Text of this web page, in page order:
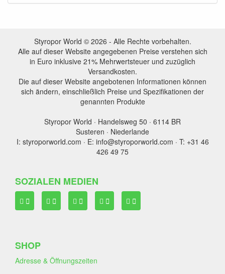
Styropor World © 2026 - Alle Rechte vorbehalten.
Alle auf dieser Website angegebenen Preise verstehen sich
in Euro inklusive 21% Mehrwertsteuer und zuzüglich
Versandkosten.
Die auf dieser Website angebotenen Informationen können
sich ändern, einschließlich Preise und Spezifikationen der
genannten Produkte
Styropor World · Handelsweg 50 · 6114 BR
Susteren · Niederlande
I: styroporworld.com · E: info@styroporworld.com · T: +31 46
426 49 75
SOZIALEN MEDIEN
SHOP
Adresse & Öffnungszeiten